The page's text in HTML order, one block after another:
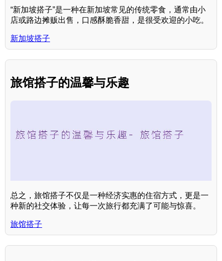
“新加坡搭子”是一种在新加坡常见的传统零食，通常由小
店或路边摊贩出售，口感酥脆香甜，是很受欢迎的小吃。
新加坡搭子
旅馆搭子的温馨与乐趣
总之，旅馆搭子不仅是一种经济实惠的住宿方式，更是一
种新的社交体验，让每一次旅行都充满了可能与惊喜。
旅馆搭子